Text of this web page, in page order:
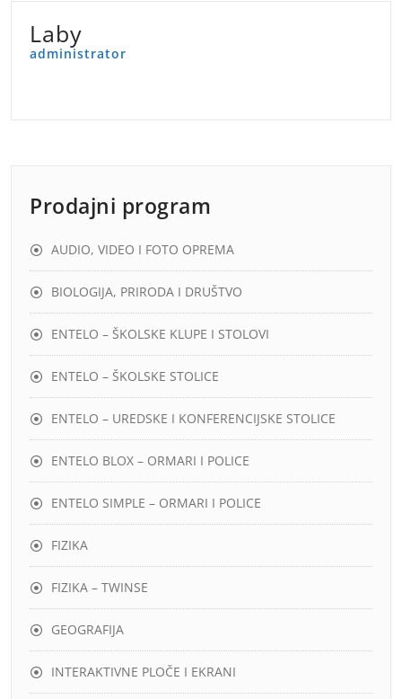
Laby
administrator
Prodajni program
AUDIO, VIDEO I FOTO OPREMA
BIOLOGIJA, PRIRODA I DRUŠTVO
ENTELO – ŠKOLSKE KLUPE I STOLOVI
ENTELO – ŠKOLSKE STOLICE
ENTELO – UREDSKE I KONFERENCIJSKE STOLICE
ENTELO BLOX – ORMARI I POLICE
ENTELO SIMPLE – ORMARI I POLICE
FIZIKA
FIZIKA – TWINSE
GEOGRAFIJA
INTERAKTIVNE PLOČE I EKRANI